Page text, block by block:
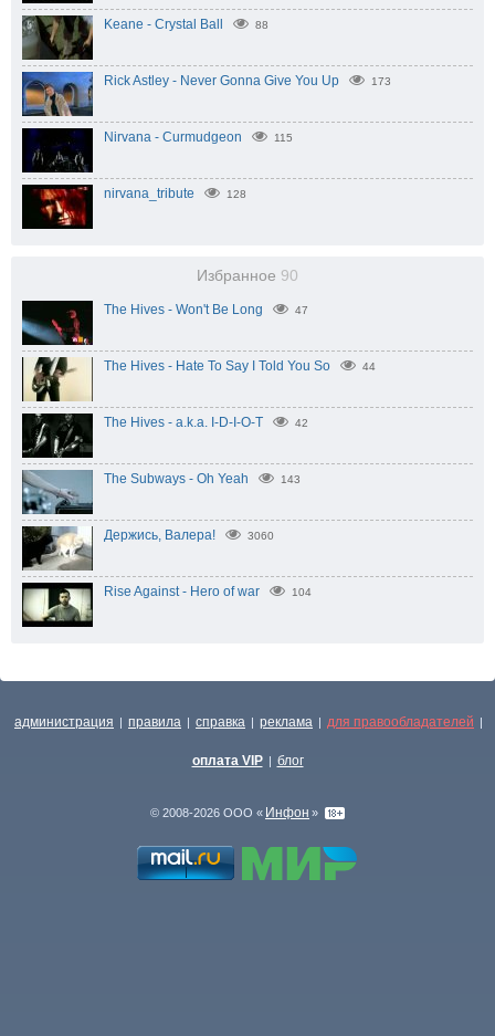
Keane - Crystal Ball 88
Rick Astley - Never Gonna Give You Up 173
Nirvana - Curmudgeon 115
nirvana_tribute 128
Избранное 90
The Hives - Won't Be Long 47
The Hives - Hate To Say I Told You So 44
The Hives - a.k.a. I-D-I-O-T 42
The Subways - Oh Yeah 143
Держись, Валера! 3060
Rise Against - Hero of war 104
администрация | правила | справка | реклама | для правообладателей |
оплата VIP | блог
© 2008-2026 ООО « Инфон »